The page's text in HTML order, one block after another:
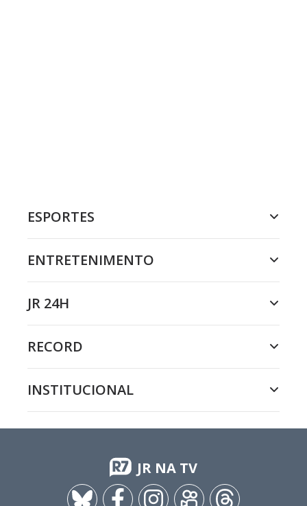
ESPORTES
ENTRETENIMENTO
JR 24H
RECORD
INSTITUCIONAL
JR NA TV